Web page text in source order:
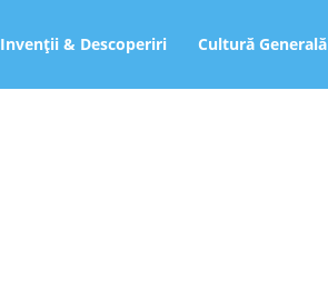
Invenții & Descoperiri Cultură Generală